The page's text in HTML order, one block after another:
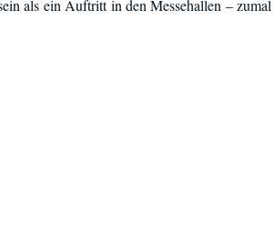
als ein Auftritt in den Messehallen –